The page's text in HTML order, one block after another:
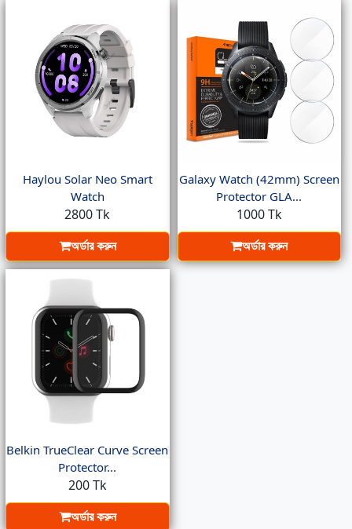
Haylou Solar Neo Smart
Watch
2800 Tk
অর্ডার করুন
Galaxy Watch (42mm) Screen
Protector GLA...
1000 Tk
অর্ডার করুন
Belkin TrueClear Curve Screen
Protector...
200 Tk
অর্ডার করুন